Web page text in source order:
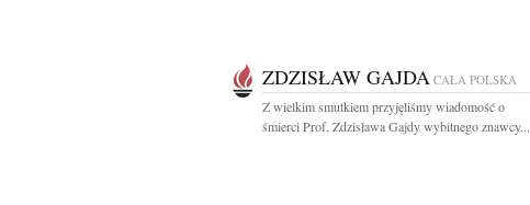
ZDZISŁAW GAJDA CAŁA POLSKA
Z wielkim smutkiem przyjęliśmy wiadomość o
śmierci Prof. Zdzisława Gajdy wybitnego znawcy...